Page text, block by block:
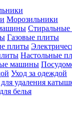
Морозильники
Газовые плиты
Настольные
Уход за одеждой
удаления
белья